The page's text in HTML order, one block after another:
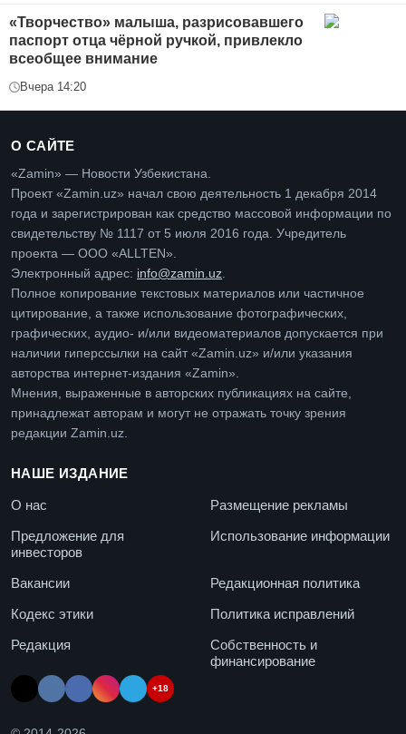
«Творчество» малыша, разрисовавшего
паспорт отца чёрной ручкой, привлекло
всеобщее внимание
Вчера 14:20
О САЙТЕ
«Zamin» — Новости Узбекистана.
Проект «Zamin.uz» начал свою деятельность 1 декабря 2014
года и зарегистрирован как средство массовой информации по
свидетельству № 1117 от 5 июля 2016 года. Учредитель
проекта — ООО «ALLTEN».
Электронный адрес: info@zamin.uz.
Полное копирование текстовых материалов или частичное
цитирование, а также использование фотографических,
графических, аудио- и/или видеоматериалов допускается при
наличии гиперссылки на сайт «Zamin.uz» и/или указания
авторства интернет-издания «Zamin».
Мнения, выраженные в авторских публикациях на сайте,
принадлежат авторам и могут не отражать точку зрения
редакции Zamin.uz.
НАШЕ ИЗДАНИЕ
О нас
Размещение рекламы
Предложение для
инвесторов
Использование информации
Вакансии
Редакционная политика
Кодекс этики
Политика исправлений
Редакция
Собственность и
финансирование
+18